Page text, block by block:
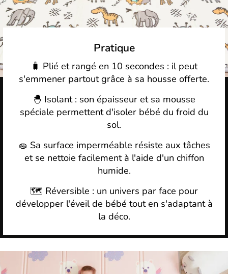
Pratique
🧳 Plié et rangé en 10 secondes : il peut
s'emmener partout grâce à sa housse offerte.
🐣 Isolant : son épaisseur et sa mousse
spéciale permettent d'isoler bébé du froid du
sol.
🧽 Sa surface imperméable résiste aux tâches
et se nettoie facilement à l'aide d'un chiffon
humide.
🗺️ Réversible : un univers par face pour
développer l'éveil de bébé tout en s'adaptant à
la déco.